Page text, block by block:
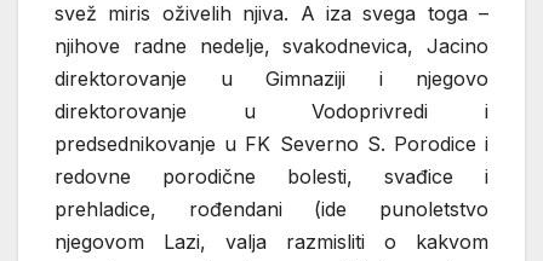
svež miris oživelih njiva. A iza svega toga –
njihove radne nedelje, svakodnevica, Jacino
direktorovanje u Gimnaziji i njegovo
direktorovanje u Vodoprivredi i
predsednikovanje u FK Severno S. Porodice i
redovne porodične bolesti, svađice i
prehladice, rođendani (ide punoletstvo
njegovom Lazi, valja razmisliti o kakvom